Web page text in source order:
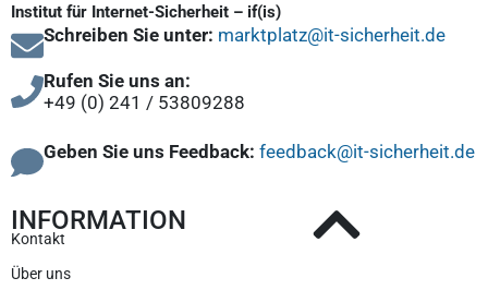
Institut für Internet-Sicherheit – if(is)
Schreiben Sie unter: marktplatz@it-sicherheit.de
Rufen Sie uns an:
+49 (0) 241 / 53809288
Geben Sie uns Feedback: feedback@it-sicherheit.de
INFORMATION
Kontakt
Über uns